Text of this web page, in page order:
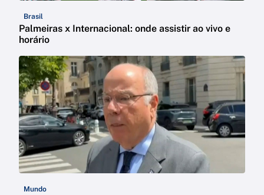
Brasil
Palmeiras x Internacional: onde assistir ao vivo e
horário
Mundo